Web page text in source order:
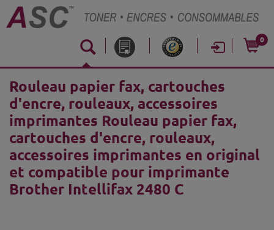
0
Rouleau papier fax, cartouches
d'encre, rouleaux, accessoires
imprimantes Rouleau papier fax,
cartouches d'encre, rouleaux,
accessoires imprimantes en original
et compatible pour imprimante
Brother Intellifax 2480 C